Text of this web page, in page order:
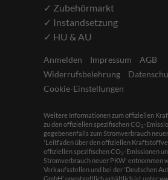
✓ Zubehörmarkt
✓ Instandsetzung
✓ HU & AU
Anmelden Impressum
AGB
Widerrufsbelehrung
Cookie-Einstellungen
Weitere Informationen zum offiziellen
zu den offiziellen spezifischen CO 2-
gegebenenfalls zum Stromverbrauch
'Leitfaden über den offiziellen
offiziellen spezifischen CO 2-Emissionen
Stromverbrauch neuer PKW' entnommen
Verkaufsstellen und bei der 'Deutschen